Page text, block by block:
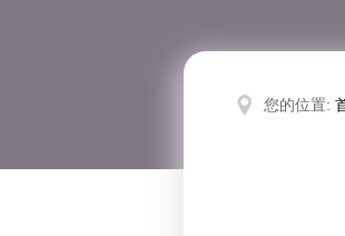
您的位置: